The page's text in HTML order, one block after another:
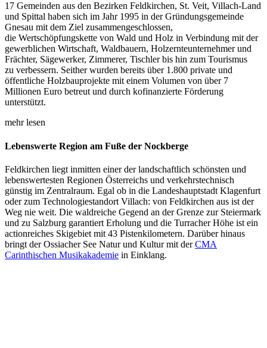
17 Gemeinden aus den Bezirken Feldkirchen, St. Veit, Villach-Land
und Spittal haben sich im Jahr 1995 in der Gründungsgemeinde
Gnesau mit dem Ziel zusammengeschlossen,
die Wertschöpfungskette von Wald und Holz in Verbindung mit der
gewerblichen Wirtschaft, Waldbauern, Holzernteunternehmer und
Frächter, Sägewerker, Zimmerer, Tischler bis hin zum Tourismus
zu verbessern. Seither wurden bereits über 1.800 private und
öffentliche Holzbauprojekte mit einem Volumen von über 7
Millionen Euro betreut und durch kofinanzierte Förderung
unterstützt.
mehr lesen
Lebenswerte Region am Fuße der Nockberge
Feldkirchen liegt inmitten einer der landschaftlich schönsten und
lebenswertesten Regionen Österreichs und verkehrstechnisch
günstig im Zentralraum. Egal ob in die Landeshauptstadt Klagenfurt
oder zum Technologiestandort Villach: von Feldkirchen aus ist der
Weg nie weit. Die waldreiche Gegend an der Grenze zur Steiermark
und zu Salzburg garantiert Erholung und die Turracher Höhe ist ein
actionreiches Skigebiet mit 43 Pistenkilometern. Darüber hinaus
bringt der Ossiacher See Natur und Kultur mit derCMA
Carinthischen Musikakademie in Einklang.